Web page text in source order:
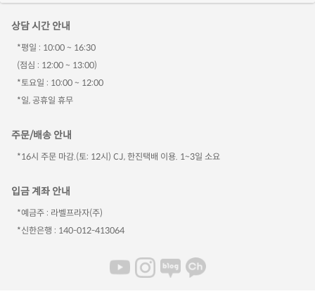
상담 시간 안내
*평일 : 10:00 ~ 16:30
(점심 : 12:00 ~ 13:00)
*토요일 : 10:00 ~ 12:00
*일, 공휴일 휴무
주문/배송 안내
*16시 주문 마감.(토: 12시) CJ, 한진택배 이용. 1~3일 소요
입금 계좌 안내
*예금주 : 라벨프라자(주)
*신한은행 : 140-012-413064